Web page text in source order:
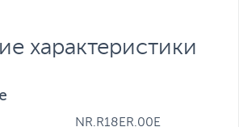
характеристики
NR.R18ER.00E